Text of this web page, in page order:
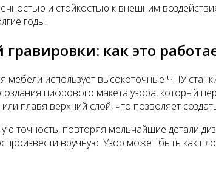
и стойкостью к внешним
годы.
как это
мебели использует высокоточные ЧПУ
цифрового макета узора, который
плавя верхний слой, что позволяет
точность, повторяя мельчайшие детали
вручную. Узор может быть как